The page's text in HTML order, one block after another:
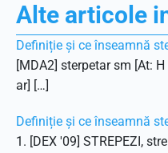
Alte articole
Definiție și ce înseamnă
[MDA2] sterpetar sm [At:
ar] […]
Definiție și ce înseamnă
1. [DEX '09] STREPEZI,